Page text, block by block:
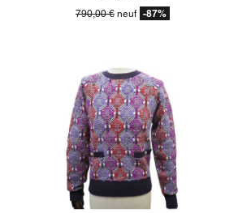
790,00 € neuf -87%